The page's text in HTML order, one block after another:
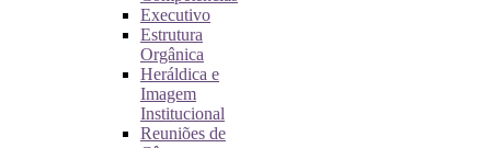
Executivo
Estrutura
Orgânica
Heráldica e
Imagem
Institucional
Reuniões de